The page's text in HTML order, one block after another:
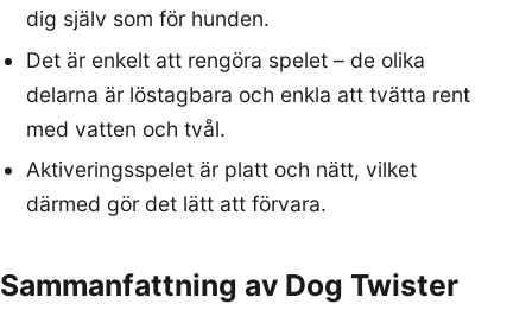
dig själv som för hunden.
Det är enkelt att rengöra spelet – de olika
delarna är löstagbara och enkla att tvätta rent
med vatten och tvål.
Aktiveringsspelet är platt och nätt, vilket
därmed gör det lätt att förvara.
Sammanfattning av Dog Twister